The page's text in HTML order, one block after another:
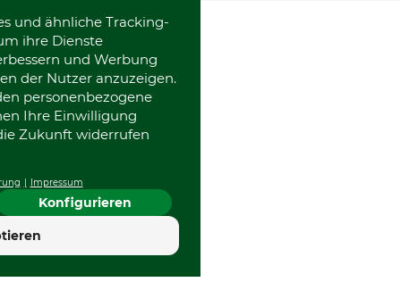
und ähnliche Tracking-
ihre Dienste
und Werbung
der Nutzer anzuzeigen.
personenbezogene
Ihre Einwilligung
Zukunft widerrufen
Impressum
Konfigurieren